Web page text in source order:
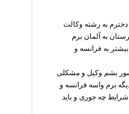
من ۱۴ سالمه و دخترم به رشته وکالت
به آلمان برم
به فرانسه و
می تونم توی این ۳ کشور بشم وکیل و مشکلی
بخوام ۲ یا ۳ سال دیگه برم واسه فرانسه و
شرایط چه جوری و باید